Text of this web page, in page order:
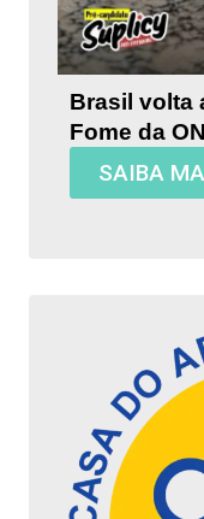
Brasil volta
Fome da
SAIBA